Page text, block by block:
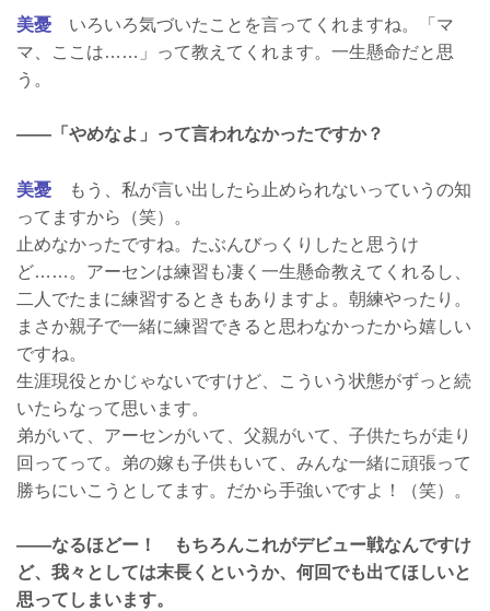
美憂 いろいろ気づいたことを言ってくれますね。「マ
マ、ここは……」って教えてくれます。一生懸命だと思
う。
――「やめなよ」って言われなかったですか？
美憂 もう、私が言い出したら止められないっていうの知
ってますから（笑）。
止めなかったですね。たぶんびっくりしたと思うけ
ど……。アーセンは練習も凄く一生懸命教えてくれるし、
二人でたまに練習するときもありますよ。朝練やったり。
まさか親子で一緒に練習できると思わなかったから嬉しい
ですね。
生涯現役とかじゃないですけど、こういう状態がずっと続
いたらなって思います。
弟がいて、アーセンがいて、父親がいて、子供たちが走り
回ってって。弟の嫁も子供もいて、みんな一緒に頑張って
勝ちにいこうとしてます。だから手強いですよ！（笑）。
――なるほどー！ もちろんこれがデビュー戦なんですけ
ど、我々としては末長くというか、何回でも出てほしいと
思ってしまいます。